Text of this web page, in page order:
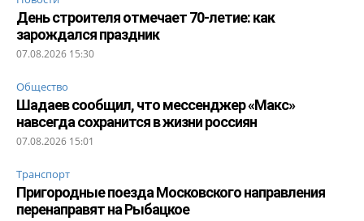
День строителя отмечает 70-летие: как
зарождался праздник
07.08.2026 15:30
Общество
Шадаев сообщил, что мессенджер «Макс»
навсегда сохранится в жизни россиян
07.08.2026 15:01
Транспорт
Пригородные поезда Московского направления
перенаправят на Рыбацкое